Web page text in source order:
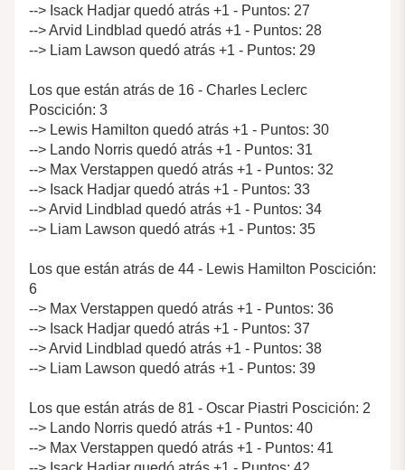
--> Isack Hadjar quedó atrás +1 - Puntos: 27
--> Arvid Lindblad quedó atrás +1 - Puntos: 28
--> Liam Lawson quedó atrás +1 - Puntos: 29
Los que están atrás de 16 - Charles Leclerc
Poscición: 3
--> Lewis Hamilton quedó atrás +1 - Puntos: 30
--> Lando Norris quedó atrás +1 - Puntos: 31
--> Max Verstappen quedó atrás +1 - Puntos: 32
--> Isack Hadjar quedó atrás +1 - Puntos: 33
--> Arvid Lindblad quedó atrás +1 - Puntos: 34
--> Liam Lawson quedó atrás +1 - Puntos: 35
Los que están atrás de 44 - Lewis Hamilton Poscición:
6
--> Max Verstappen quedó atrás +1 - Puntos: 36
--> Isack Hadjar quedó atrás +1 - Puntos: 37
--> Arvid Lindblad quedó atrás +1 - Puntos: 38
--> Liam Lawson quedó atrás +1 - Puntos: 39
Los que están atrás de 81 - Oscar Piastri Poscición: 2
--> Lando Norris quedó atrás +1 - Puntos: 40
--> Max Verstappen quedó atrás +1 - Puntos: 41